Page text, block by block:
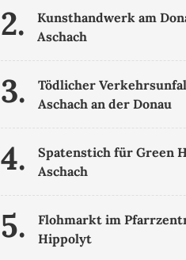
2.
Kunsthandwerk am
Aschach
3.
Tödlicher
Aschach an der Donau
4.
Spatenstich für Green
Aschach
5.
Flohmarkt im
Hippolyt